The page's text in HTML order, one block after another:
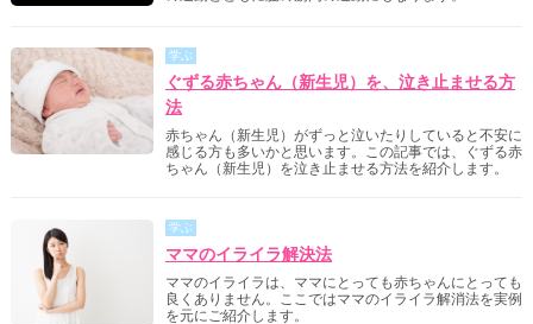
学ぶ
ぐずる赤ちゃん（新生児）を、泣き止ませる方
法
赤ちゃん（新生児）がずっと泣いたりしていると不安に
感じる方も多いかと思います。この記事では、ぐずる赤
ちゃん（新生児）を泣き止ませる方法を紹介します。
学ぶ
ママのイライラ解決法
ママのイライラは、ママにとっても赤ちゃんにとっても
良くありません。ここではママのイライラ解消法を実例
を元にご紹介します。